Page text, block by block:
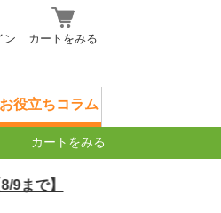
ン カートをみる
お役立ちコラム
カートをみる
】